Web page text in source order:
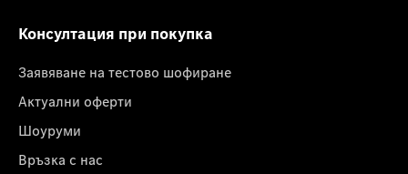
Консултация при покупка
Заявяване на тестово шофиране
Актуални оферти
Шоуруми
Връзка с нас